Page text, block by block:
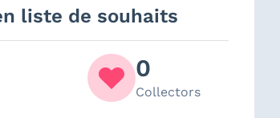
liste de souhaits
0
Collectors